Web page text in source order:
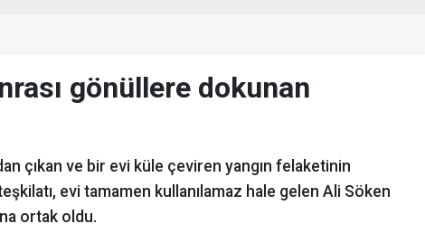
gönüllere dokunan
çıkan ve bir evi küle çeviren yangın felaketinin
evi tamamen kullanılamaz hale gelen Ali Söken
ortak oldu.